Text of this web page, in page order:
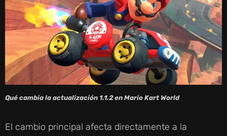
Qué cambia la actualización 1.1.2 en Mario Kart World
El cambio principal afecta directamente a la